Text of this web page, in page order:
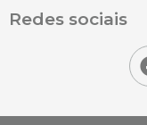
Redes sociais